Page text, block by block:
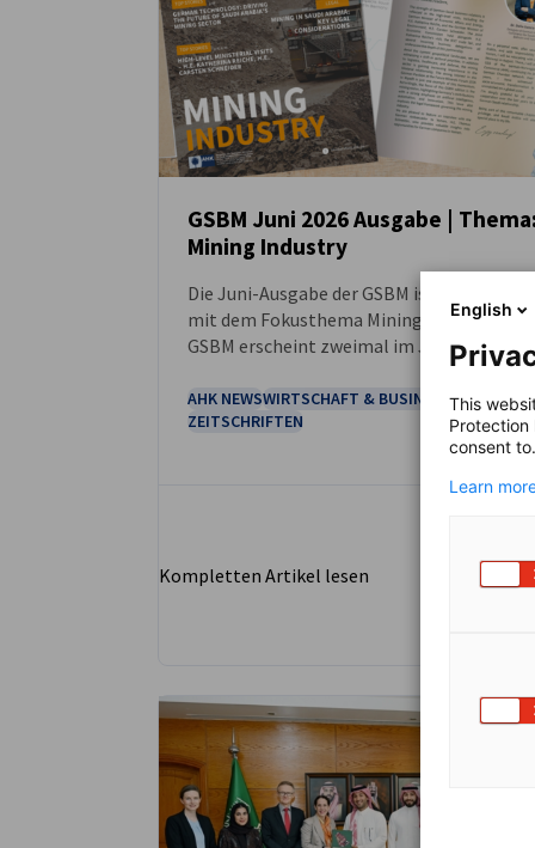
GSBM Juni 2026 Ausgabe | Thema:
Mining Industry
Die Juni-Ausgabe der GSBM ist erschienen -
mit dem Fokusthema Mining Industry. Die
GSBM erscheint zweimal im Jahr auf
AHK NEWSWIRTSCHAFT & BUSINESS
ZEITSCHRIFTEN
Kompletten Artikel lesen
English
This
Protection
consent to.
Learn